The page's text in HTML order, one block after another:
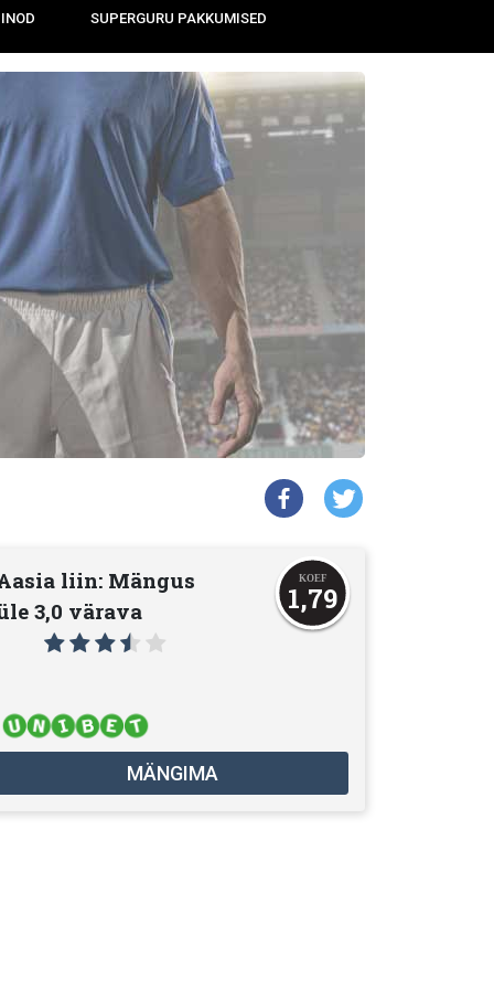
SUPERGURU PAKKUMISED
liin: Mängus
3,0 värava
1,79
MÄNGIMA